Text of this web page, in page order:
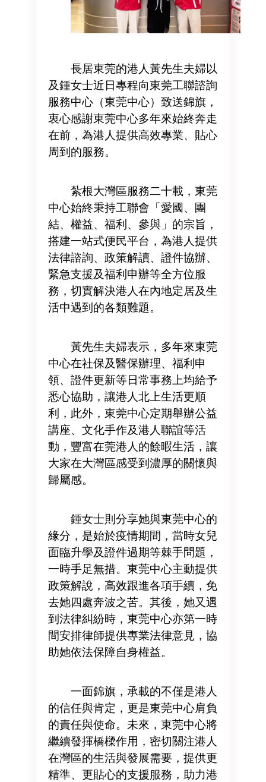
長居東莞的港人黃先生夫婦以
及鍾女士近日專程向東莞工聯諮詢
服務中心（東莞中心）致送錦旗，
衷心感謝東莞中心多年來始終奔走
在前，為港人提供高效專業、貼心
周到的服務。
紮根大灣區服務二十載，東莞
中心始終秉持工聯會「愛國、團
結、權益、福利、參與」的宗旨，
搭建一站式便民平台，為港人提供
法律諮詢、政策解讀、證件協辦、
緊急支援及福利申辦等全方位服
務，切實解決港人在內地定居及生
活中遇到的各類難題。
黃先生夫婦表示，多年來東莞
中心在社保及醫保辦理、福利申
領、證件更新等日常事務上均給予
悉心協助，讓港人北上生活更順
利，此外，東莞中心定期舉辦公益
講座、文化手作及港人聯誼等活
動，豐富在莞港人的餘暇生活，讓
大家在大灣區感受到濃厚的關懷與
歸屬感。
鍾女士則分享她與東莞中心的
緣分，是始於疫情期間，當時女兒
面臨升學及證件過期等棘手問題，
一時手足無措。東莞中心主動提供
政策解說，高效跟進各項手續，免
去她四處奔波之苦。其後，她又遇
到法律糾紛時，東莞中心亦第一時
間安排律師提供專業法律意見，協
助她依法保障自身權益。
一面錦旗，承載的不僅是港人
的信任與肯定，更是東莞中心肩負
的責任與使命。未來，東莞中心將
繼續發揮橋樑作用，密切關注港人
在灣區的生活與發展需要，提供更
精準、更貼心的支援服務，助力港